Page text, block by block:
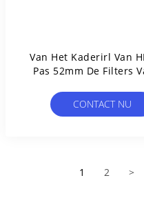
Van Het Kaderirl Van
Pas 52mm De Filters
CONTACT NU
1 2 >